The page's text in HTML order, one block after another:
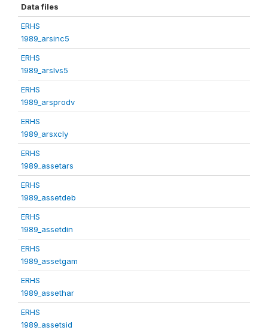
Data files
ERHS
1989_arsinc5
ERHS
1989_arslvs5
ERHS
1989_arsprodv
ERHS
1989_arsxcly
ERHS
1989_assetars
ERHS
1989_assetdeb
ERHS
1989_assetdin
ERHS
1989_assetgam
ERHS
1989_assethar
ERHS
1989_assetsid